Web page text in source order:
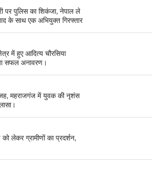
पर पुलिस का शिकंजा, नेपाल ले
के साथ एक अभियुक्त गिरफ्तार
में हुए आदित्य चौरसिया
सफल अनावरण।
महराजगंज में युवक की नृशंस
लेकर ग्रामीणों का प्रदर्शन,